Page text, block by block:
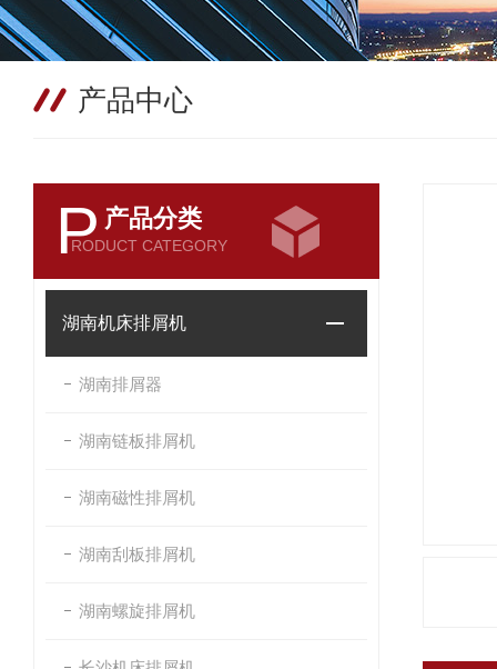
产品中心
P 产品分类
RODUCT CATEGORY
湖南机床排屑机
湖南排屑器
湖南链板排屑机
湖南磁性排屑机
湖南刮板排屑机
湖南螺旋排屑机